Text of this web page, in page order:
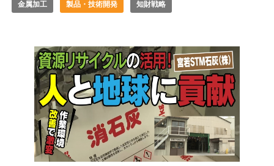
金属加工 製品・技術開発 知財戦略